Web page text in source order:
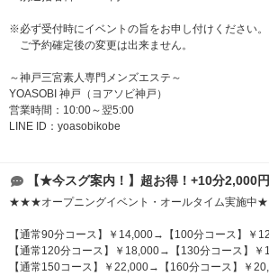
※必ず受付時にイベントの旨をお申し付けください。
ご予約確定後の変更は出来ません。
～神戸三宮素人専門メンズエステ～
YOASOBI 神戸（ヨアソビ神戸）
営業時間：10:00～翌5:00
LINE ID：yoasobikobe
【★今スグ案内！】超お得！+10分2,000
★★★オープニングイベント・オールタイム実施
【通常90分コース】￥14,000→【100分コース】￥
【通常120分コース】￥18,000→【130分コース】￥
【通常150コース】￥22,000→【160分コース】￥